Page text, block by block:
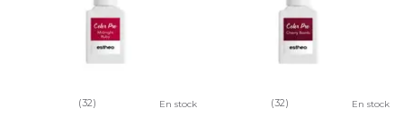
(32) En stock (32) En stock